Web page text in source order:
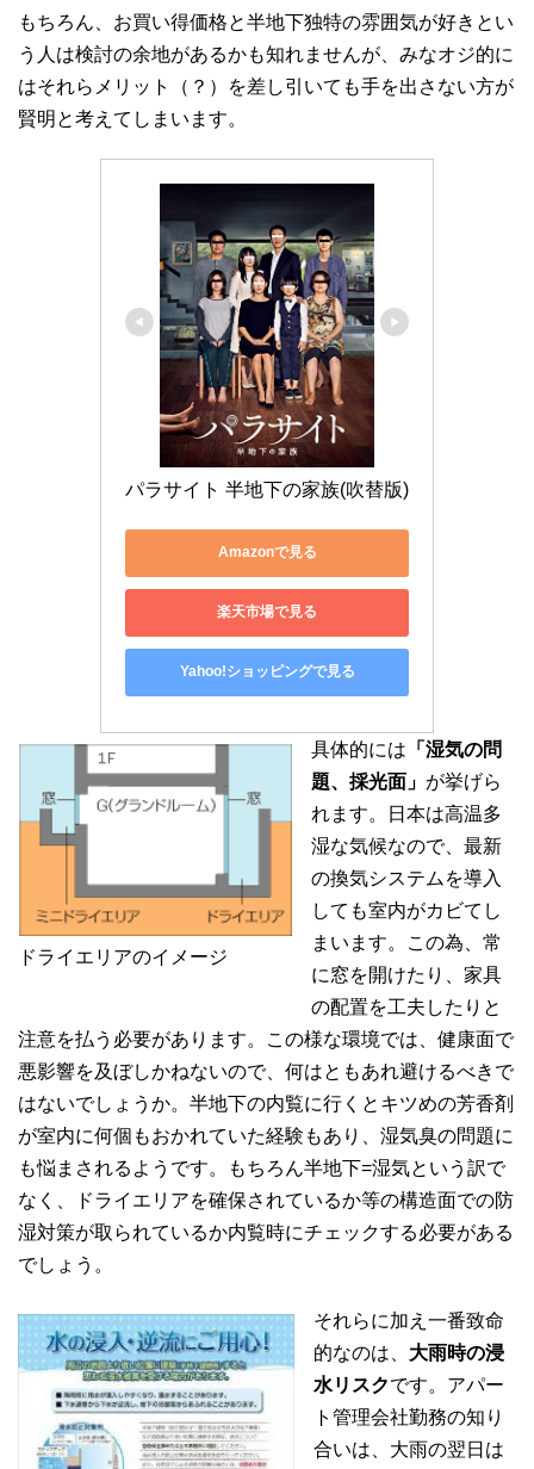
もちろん、お買い得価格と半地下独特の雰囲気が好きとい
う人は検討の余地があるかも知れませんが、みなオジ的に
はそれらメリット（？）を差し引いても手を出さない方が
賢明と考えてしまいます。
パラサイト 半地下の家族(吹替版)
Amazonで見る
楽天市場で見る
Yahoo!ショッピングで見る
ドライエリアのイメージ
具体的には 「湿気の問
題、採光面」 が挙げら
れます。日本は高温多
湿な気候なので、最新
の換気システムを導入
しても室内がカビてし
まいます。この為、常
に窓を開けたり、家具
の配置を工夫したりと
注意を払う必要があります。この様な環境では、健康面で
悪影響を及ぼしかねないので、何はともあれ避けるべきで
はないでしょうか。半地下の内覧に行くとキツめの芳香剤
が室内に何個もおかれていた経験もあり、湿気臭の問題に
も悩まされるようです。もちろん半地下=湿気という訳で
なく、ドライエリアを確保されているか等の構造面での防
湿対策が取られているか内覧時にチェックする必要がある
でしょう。
それらに加え一番致命
的なのは、 大雨時の浸
水リスクです。アパー
ト管理会社勤務の知り
合いは、大雨の翌日は